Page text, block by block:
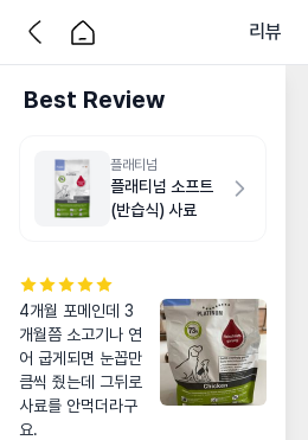
리뷰
Best Review
플래티넘
플래티넘 소프트
(반습식) 사료
4개월 포메인데 3
개월쯤 소고기나 연
어 굽게되면 눈꼽만
큼씩 줬는데 그뒤로
사료를 안먹더라구
요.